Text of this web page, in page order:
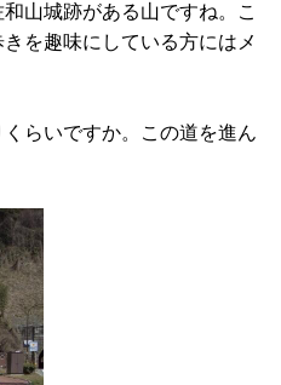
山城跡がある山ですね。こ
を趣味にしている方にはメ
らいですか。この道を進ん